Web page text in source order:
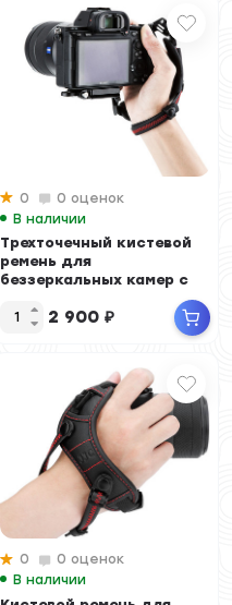
0
0 оценок
В наличии
Трехточечный кистевой
ремень для
беззеркальных камер с
площадкой Arca-Swiss
(...
2 900 ₽
0
0 оценок
В наличии